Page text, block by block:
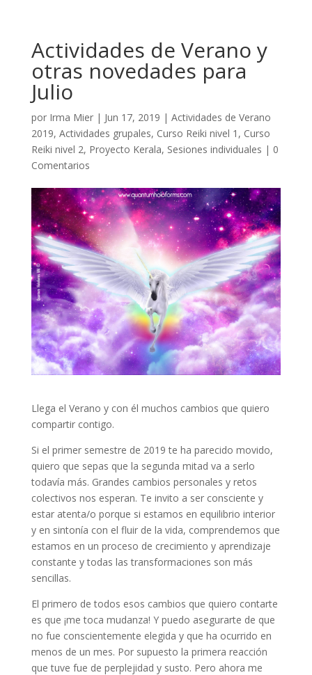
Actividades de Verano y
otras novedades para
Julio
por Irma Mier| Jun 17, 2019 | Actividades de Verano
2019, Actividades grupales, Curso Reiki nivel 1 , Curso
Reiki nivel 2, Proyecto Kerala, Sesiones individuales | 0
Comentarios
Llega el Verano y con él muchos cambios que quiero
compartir contigo.
Si el primer semestre de 2019 te ha parecido movido,
quiero que sepas que la segunda mitad va a serlo
todavía más. Grandes cambios personales y retos
colectivos nos esperan. Te invito a ser consciente y
estar atenta/o porque si estamos en equilibrio interior
y en sintonía con el fluir de la vida, comprendemos que
estamos en un proceso de crecimiento y aprendizaje
constante y todas las transformaciones son más
sencillas.
El primero de todos esos cambios que quiero contarte
es que ¡me toca mudanza! Y puedo asegurarte de que
no fue conscientemente elegida y que ha ocurrido en
menos de un mes. Por supuesto la primera reacción
que tuve fue de perplejidad y susto. Pero ahora me